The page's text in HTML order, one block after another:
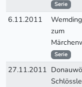
Serie
6.11.2011
zum
Serie
27.11.2011